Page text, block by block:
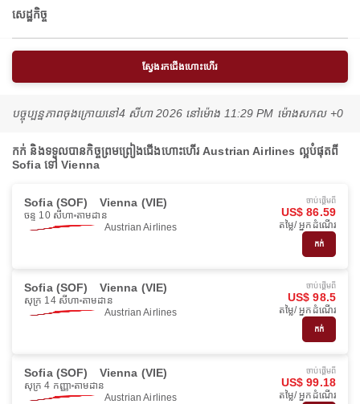
សេដ្ឋកិច្ច
ស្វែងរកជើងហោះហើរ
បច្ចុប្បន្នភាពចុងក្រោយនៅ4 សីហា 2026 នៅ​ម៉ោង 11:29 PM ម៉ោង​សកល +0
កក់ និងទទួលបានកិច្ចព្រមព្រៀងជើងហោះហើរ Austrian Airlines ល្អបំផុតពី
Sofia ទៅ Vienna
Sofia (SOF) Vienna (VIE)
ចន្ទ 10 សីហា តាមដាន
Austrian Airlines
ចាប់ផ្ដើមពី
US$ 86.59
តម្លៃ/ អ្នកដំណើរ
កក់
Sofia (SOF) Vienna (VIE)
សុក្រ 14 សីហា តាមដាន
Austrian Airlines
ចាប់ផ្ដើមពី
US$ 98.5
តម្លៃ/ អ្នកដំណើរ
កក់
Sofia (SOF) Vienna (VIE)
សុក្រ 4 កញ្ញា តាមដាន
Austrian Airlines
ចាប់ផ្ដើមពី
US$ 99.18
តម្លៃ/ អ្នកដំណើរ